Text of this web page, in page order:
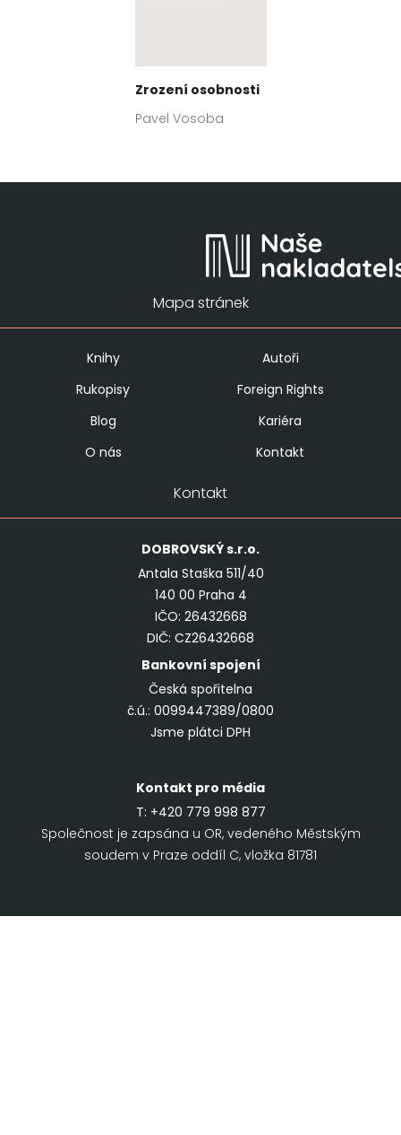
Zrození osobnosti
Pavel Vosoba
Mapa stránek
Knihy
Autoři
Rukopisy
Foreign Rights
Blog
Kariéra
O nás
Kontakt
Kontakt
DOBROVSKÝs.r.o.
Antala Staška 511/40
140 00 Praha 4
IČO: 26432668
DIČ: CZ26432668
Bankovní spojení
Česká spořitelna
č.ú.: 0099447389/0800
Jsme plátci DPH
Kontakt pro média
T: +420 779 998 877
Společnost je zapsána u OR, vedeného Městským
soudem v Praze oddíl C, vložka 81781